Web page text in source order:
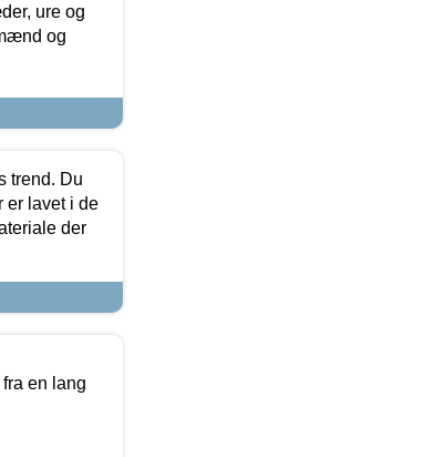
ure og
og
trend. Du
er lavet i de
der
en lang